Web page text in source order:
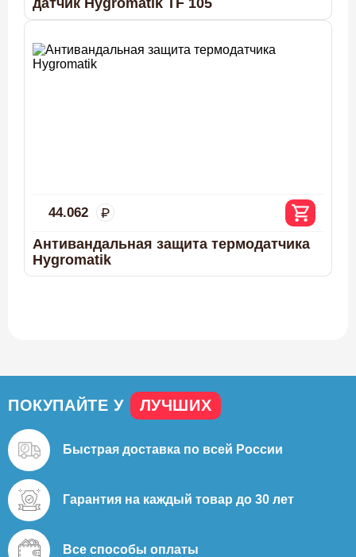
44.062
Антивандальная защита термодатчика
Hygromatik
42.671
8.470
48.000
10.970
106.286
ПОКУПАЙТЕ У ЛУЧШИХ
Быстрая доставка по всей России
Гарантия на каждый товар до 30 лет
Все способы оплаты